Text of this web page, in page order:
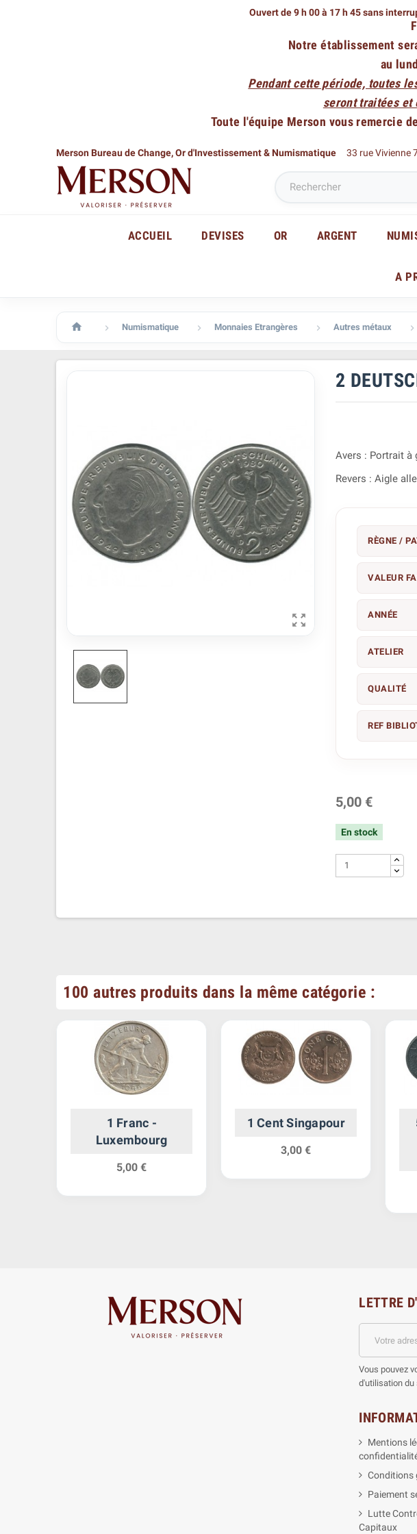
Ouvert de 9 h 00 à 17 h 45 sans
Notre établissement
au
Pendant cette période, toutes
seront traitées et
Toute l'équipe Merson vous remercie
Merson Bureau de Change, Or d'Investissement & Numismatique 33 rue Vivienne
ACCUEIL DEVISES OR ARGENT
A
  Numismatique  Monnaies Etrangères  Autres métaux 

2
Avers : Portrait à
Revers : Aigle
RÈGNE /
VALEUR
ANNÉE
ATELIER
QUALITÉ
REF
5,00 €
En stock
100 autres produits dans la même catégorie :
1 Franc -
Luxembourg
5,00 €
1 Cent Singapour
3,00 €
LETTRE
Vous pouvez
d'utilisation du
Mentions
Conditions
Paiement
Lutte
Capitaux